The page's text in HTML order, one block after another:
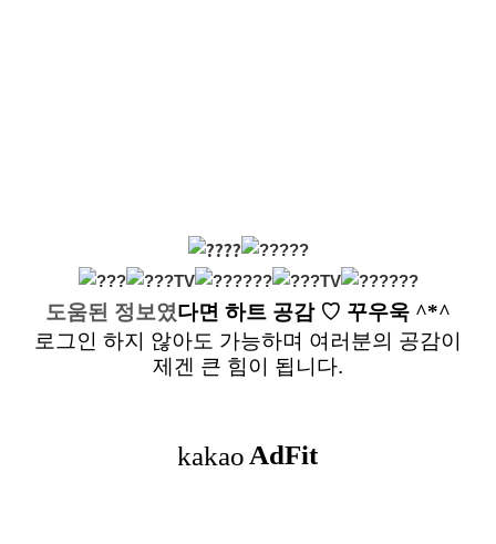
도움된 정보였다면 하트 공감 ♡ 꾸우욱 ^*^
로그인 하지 않아도 가능하며 여러분의 공감이
제겐 큰 힘이 됩니다.